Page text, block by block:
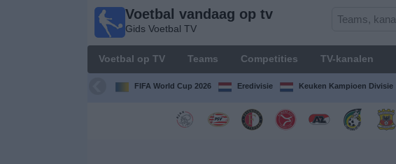
Voetbal vandaag op tv
Gids Voetbal TV
Voetbal op TV Teams Competities TV-kanalen
FIFA World Cup 2026 Eredivisie Keuken Kampioen Divisie